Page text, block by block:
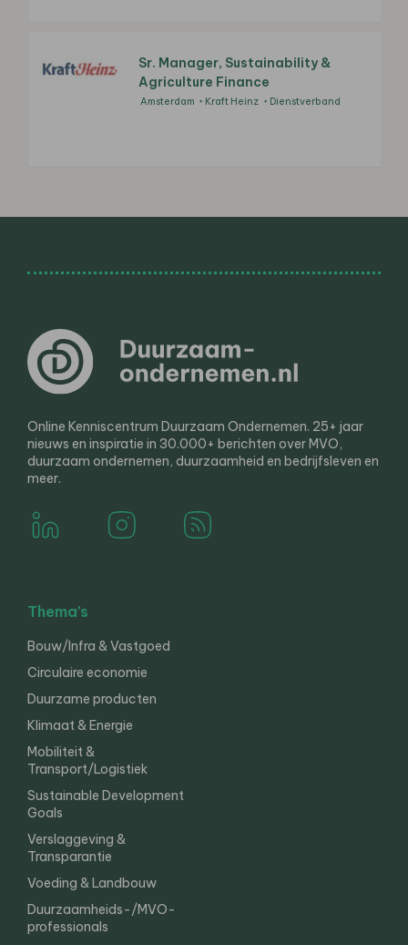
Sr. Manager, Sustainability &
Agriculture Finance
Amsterdam Kraft Heinz Dienstverband
Online Kenniscentrum Duurzaam Ondernemen. 25+ jaar
nieuws en inspiratie in 30.000+ berichten over MVO,
duurzaam ondernemen, duurzaamheid en bedrijfsleven en
meer.
Thema’s
Bouw/Infra & Vastgoed
Circulaire economie
Duurzame producten
Klimaat & Energie
Mobiliteit &
Transport/Logistiek
Sustainable Development
Goals
Verslaggeving &
Transparantie
Voeding & Landbouw
Duurzaamheids-/MVO-
professionals